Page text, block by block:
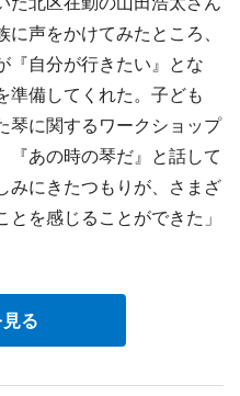
声をかけてみたところ、
『自分が行きたい』とな
準備してくれた。子ども
琴に関するワークショップ
『あの時の琴だ』と話して
みにきたつもりが、さまざ
を感じることができた」
る